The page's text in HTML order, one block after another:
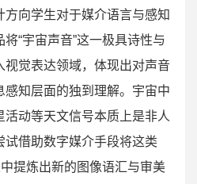
向学生对于媒介语言与感知
“宇宙声音”这一极具诗性与
视觉表达领域，体现出对声音
感知层面的独到理解。宇宙中
动等天文信号本质上是非人
试借助数字媒介手段将这类
提炼出新的图像语汇与审美